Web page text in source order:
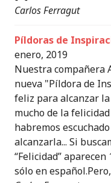
Carlos Ferragut
Píldoras de
enero, 2019
Nuestra compañera
nueva "Píldora de
feliz para alcanzar
mucho de la
habremos
alcanzarla... Si
“Felicidad”
sólo en